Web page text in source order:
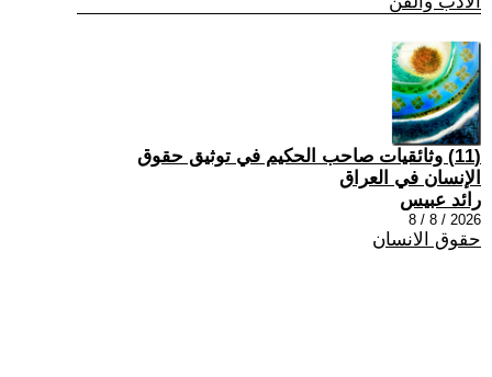
(11) وثائقيات صاحب الحكيم في توثيق حقوق
الإنسان في العراق
رائد عبيس
2026 / 8 / 8
حقوق الانسان